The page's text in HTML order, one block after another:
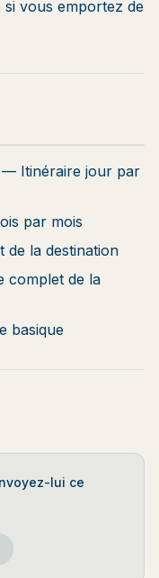
vous emportez de
— Itinéraire jour par
par mois
la destination
complet de la
basique
lui ce